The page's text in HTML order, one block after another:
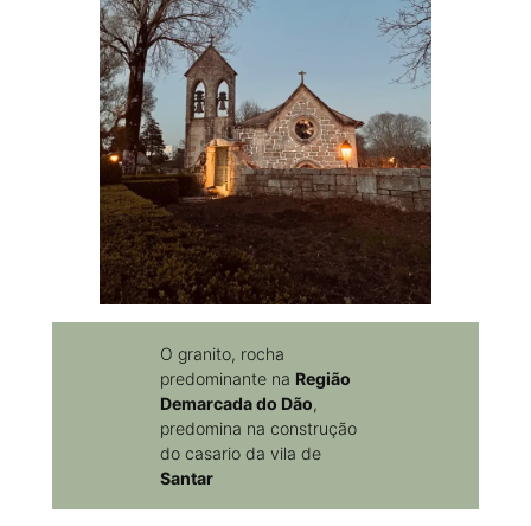
O granito, rocha
predominante na Região
Demarcada do Dão,
predomina na construção
do casario da vila de
Santar